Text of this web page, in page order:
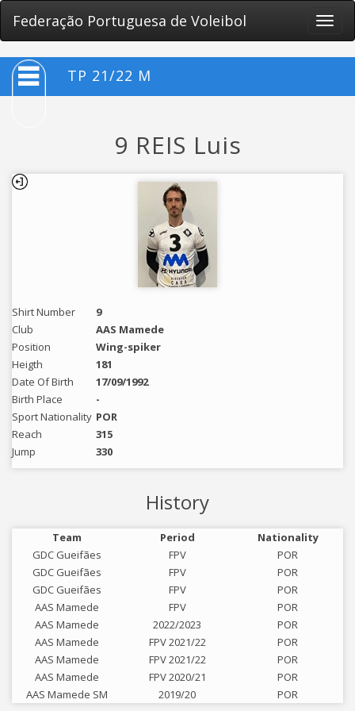
Federação Portuguesa de Voleibol
Toggle
TP 21/22 M
9 REIS Luis
Shirt Number
9
Club
AAS Mamede
Position
Wing-spiker
Heigth
181
Date Of Birth
17/09/1992
Birth Place
-
Sport Nationality POR
Reach
315
Jump
330
History
Team Period
Nationality
GDC Gueifães
FPV
POR
GDC Gueifães
FPV
POR
GDC Gueifães
FPV
POR
AAS Mamede
FPV
POR
AAS Mamede
2022/2023
POR
AAS Mamede
FPV 2021/22
POR
AAS Mamede
FPV 2021/22
POR
AAS Mamede
FPV 2020/21
POR
AAS Mamede SM
2019/20 POR